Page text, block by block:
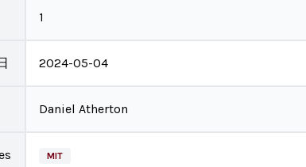
1
2024-05-04
Daniel Atherton
MIT